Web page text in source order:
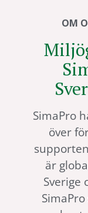
OM
SimaPro
över
är
Sverige